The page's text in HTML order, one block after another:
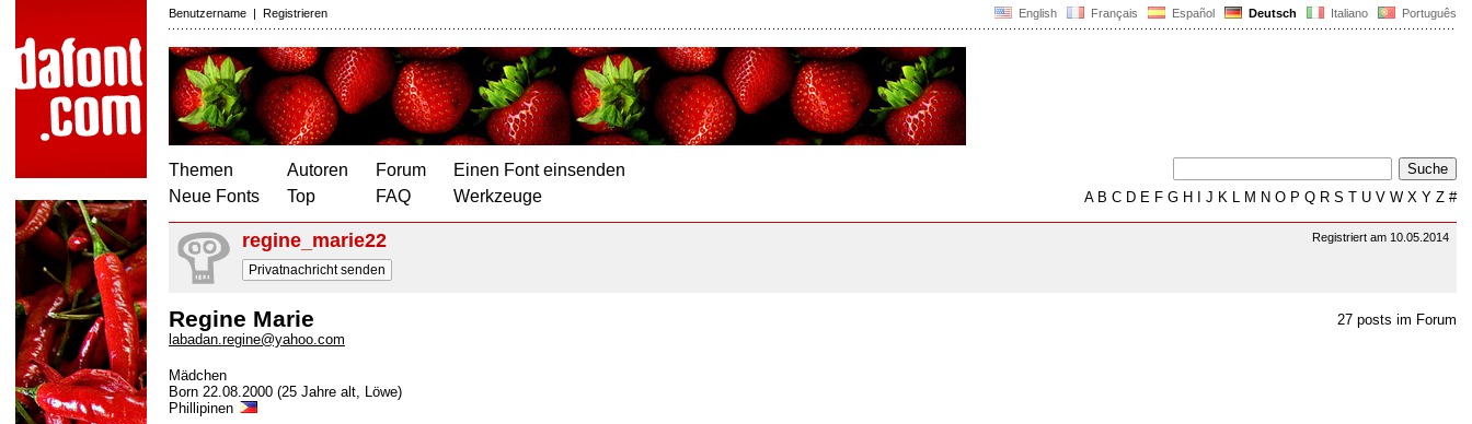
English Français Español Deutsch Italiano Português
Benutzername | Registrieren
Themen
Neue Fonts
Autoren
Top
Forum
FAQ
Einen Font einsenden
Werkzeuge
AB C D E F G H J K L M N O P Q R S T U V W X Y Z #
Registriert am 10.05.2014
regine_marie22
Privatnachricht senden
27 posts im Forum
Regine Marie
labadan.regine@yahoo.com
Mädchen
Born 22.08.2000 (25 Jahre alt, Löwe)
Phillipinen